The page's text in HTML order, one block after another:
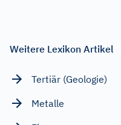
Weitere Lexikon Artikel
Tertiär (Geologie)
Metalle